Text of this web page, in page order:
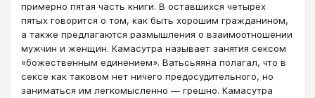
примерно пятая часть книги. В оставшихся четырёх
пятых говорится о том, как быть хорошим гражданином,
а также предлагаются размышления о взаимоотношении
мужчин и женщин. Камасутра называет занятия сексом
«божественным единением». Ватьсьяяна полагал, что в
сексе как таковом нет ничего предосудительного, но
заниматься им легкомысленно — грешно. Камасутра